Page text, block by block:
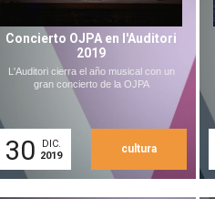
Concierto OJPA en l'Auditori
2019
L'Auditori cierra el año musical con un
gran concierto de la OJPA
30
DIC.
2019
cultura